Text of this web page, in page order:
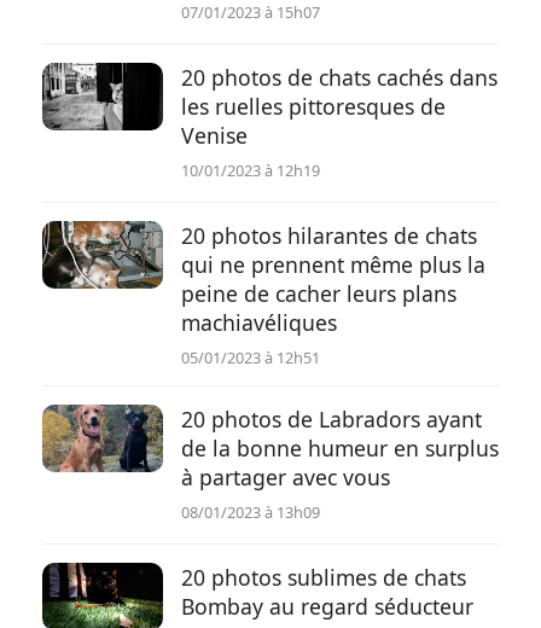
07/01/2023 à 15h07
20 photos de chats cachés dans
les ruelles pittoresques de
Venise
10/01/2023 à 12h19
20 photos hilarantes de chats
qui ne prennent même plus la
peine de cacher leurs plans
machiavéliques
05/01/2023 à 12h51
20 photos de Labradors ayant
de la bonne humeur en surplus
à partager avec vous
08/01/2023 à 13h09
20 photos sublimes de chats
Bombay au regard séducteur